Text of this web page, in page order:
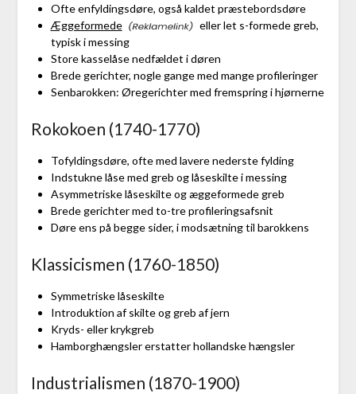
Ofte enfyldingsdøre, også kaldet præstebordsdøre
Æggeformede
eller let s-formede greb,
typisk i messing
Store kasselåse nedfældet i døren
Brede gerichter, nogle gange med mange profileringer
Senbarokken: Øregerichter med fremspring i hjørnerne
Rokokoen (1740-1770)
Tofyldingsdøre, ofte med lavere nederste fylding
Indstukne låse med greb og låseskilte i messing
Asymmetriske låseskilte og æggeformede greb
Brede gerichter med to-tre profileringsafsnit
Døre ens på begge sider, i modsætning til barokkens
Klassicismen (1760-1850)
Symmetriske låseskilte
Introduktion af skilte og greb af jern
Kryds- eller krykgreb
Hamborghængsler erstatter hollandske hængsler
Industrialismen (1870-1900)